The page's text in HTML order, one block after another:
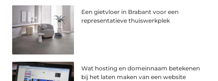
Een gietvloer in Brabant voor een
representatieve thuiswerkplek
Wat hosting en domeinnaam betekenen
bij het laten maken van een website